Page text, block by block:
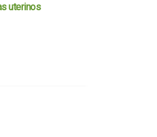
uterinos